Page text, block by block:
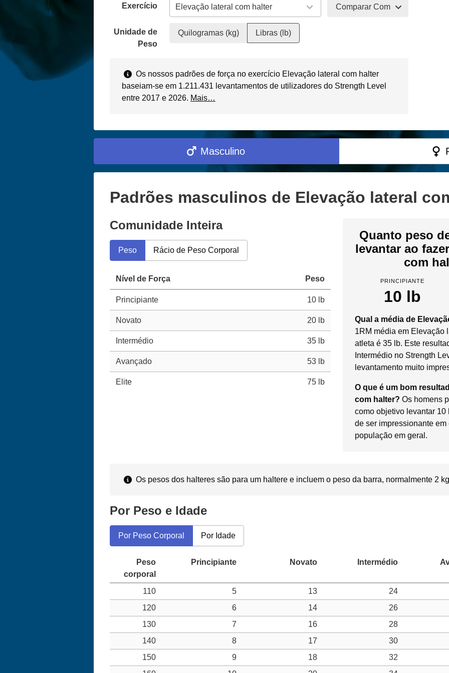
Exercício Comparar Com
Unidade de
Peso
Quilogramas (kg) Libras (lb)
Os nossos padrões de força no exercício Elevação lateral com halter
baseiam-se em 1.211.431 levantamentos de utilizadores do Strength Level
entre 2017 e 2026. Mais…
Masculino
Padrões masculinos de Elevação lateral
Comunidade Inteira
Peso Rácio de Peso Corporal
Nível de Força Peso
Principiante 10 lb
Novato 20 lb
Intermédio 35 lb
Avançado 53 lb
Elite 75 lb
Quanto peso
levantar ao
com
PRINCIPIANTE
10 lb
Qual a média de
1RM média em Elevação
atleta é 35 lb. Este
Intermédio no Strength
levantamento muito
O que é um bom
com halter? Os homens
como objetivo levantar
de ser impressionante
população em geral.
Os pesos dos halteres são para um haltere e incluem o peso da barra, normalmente 2
Por Peso e Idade
Por Peso Corporal Por Idade
110 5 13
24
120
6 14
26
130
7 16
28
140
8 17
30
150
9 18
32